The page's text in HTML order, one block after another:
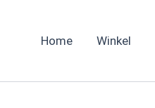
Home Winkel